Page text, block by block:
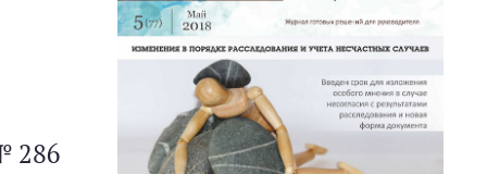
286